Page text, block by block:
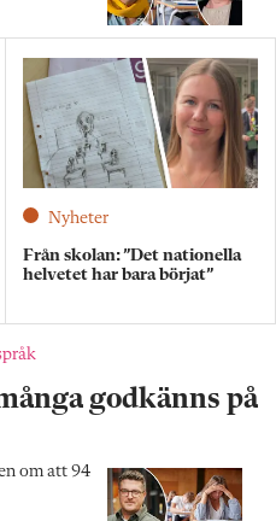
Nyheter
Från skolan: ”Det nationella
helvetet har bara börjat”
godkänns på
om att 94